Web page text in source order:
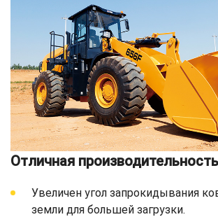
Отличная производительность
Увеличен угол запрокидывания
земли для большей загрузки.